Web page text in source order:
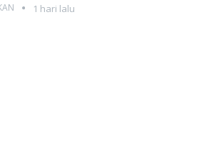
1 hari lalu